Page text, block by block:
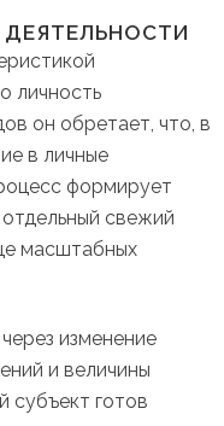
личность
он обретает, что, в
в личные
формирует
свежий
масштабных
изменение
и величины
субъект готов